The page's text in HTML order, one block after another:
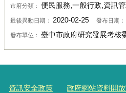
市府分類： 便民服務,一般行政,資訊
最後異動日期： 2020-02-25 發布日期：
發布單位： 臺中市政府研究發展考核
資訊安全政策 政府網站資料開